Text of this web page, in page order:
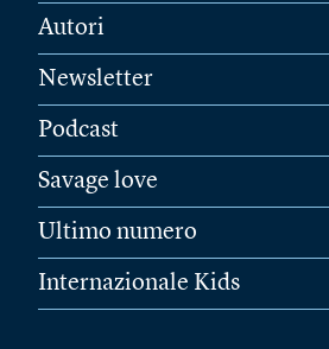
Autori
Newsletter
Podcast
Savage love
Ultimo numero
Internazionale Kids